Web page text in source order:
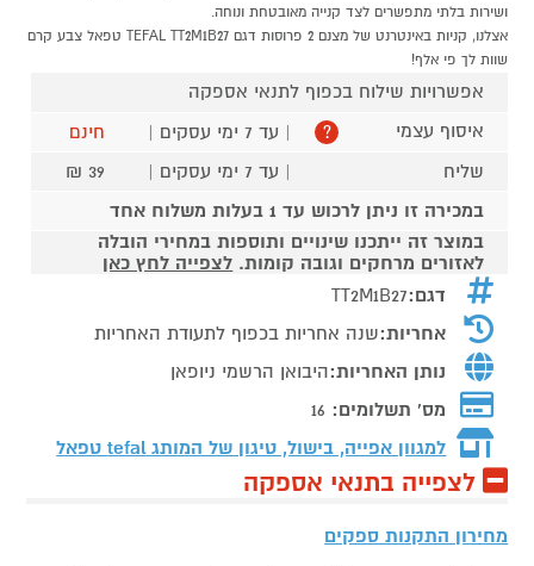
ושירות בלתי מתפשרים לצד קנייה מאובטחת ונוחה.
אצלנו, קניות באינטרנט של מצנם 2 פרוסות דגם TEFAL TT2M1B27 טפאל צבע קרם
שוות לך פי אלף!
אפשרויות שילוח בכפוף לתנאי אספקה
איסוף עצמי
? | עד 7 ימי עסקים |
חינם
שליח
| עד 7 ימי עסקים |
39 ₪
במכירה זו ניתן לרכוש עד 1 בעלות משלוח אחד
במוצר זה ייתכנו שינויים ותוספות במחירי הובלה
לאזורים מרחקים וגובה קומות. לצפייה לחץ כאן
דגם:TT2M1B27
אחריות:שנה אחריות בכפוף לתעודת האחריות
נותן האחריות:היבואן הרשמי ניופאן
מס' תשלומים: 16
למגוון אפייה, בישול, טיגון של המותגtefal טפאל
לצפייה בתנאי אספקה
מחירון התקנות ספקים